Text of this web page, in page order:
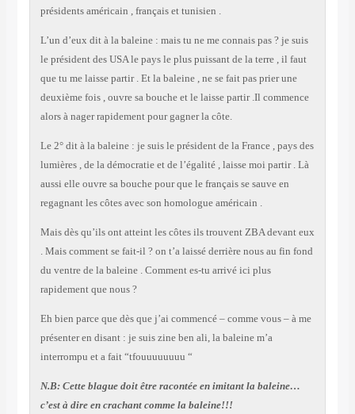
présidents américain , français et tunisien .
L’un d’eux dit à la baleine : mais tu ne me connais pas ? je suis
le président des USA le pays le plus puissant de la terre , il faut
que tu me laisse partir . Et la baleine , ne se fait pas prier une
deuxième fois , ouvre sa bouche et le laisse partir .Il commence
alors à nager rapidement pour gagner la côte.
Le 2° dit à la baleine : je suis le président de la France , pays des
lumières , de la démocratie et de l’égalité , laisse moi partir . Là
aussi elle ouvre sa bouche pour que le français se sauve en
regagnant les côtes avec son homologue américain .
Mais dès qu’ils ont atteint les côtes ils trouvent ZBA devant eux
. Mais comment se fait-il ? on t’a laissé derrière nous au fin fond
du ventre de la baleine . Comment es-tu arrivé ici plus
rapidement que nous ?
Eh bien parce que dès que j’ai commencé – comme vous – à me
présenter en disant : je suis zine ben ali, la baleine m’a
interrompu et a fait “tfouuuuuuuu “
N.B: Cette blague doit être racontée en imitant la baleine…
c’est à dire en crachant comme la baleine!!!